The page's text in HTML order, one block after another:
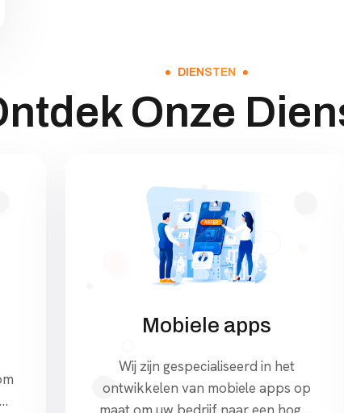
DIENSTEN
Onze
Mobiele apps
Wij zijn gespecialiseerd in het
ontwikkelen van mobiele apps op